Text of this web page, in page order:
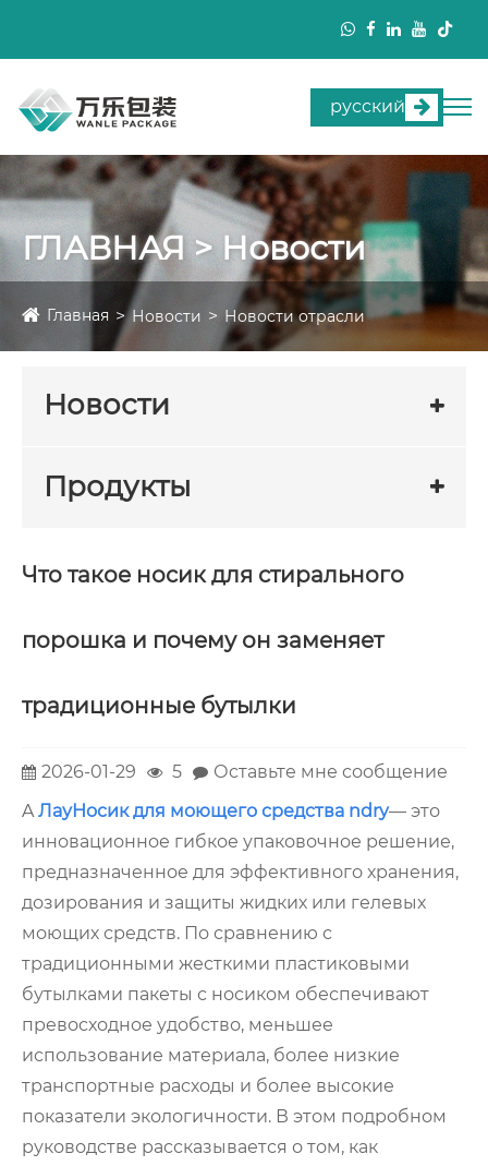
русский
ГЛАВНАЯ > Новости
Главная Новости Новости отрасли
Новости
Продукты
Что такое носик для стирального
порошка и почему он заменяет
традиционные бутылки
2026-01-29 5
Оставьте мне сообщение
AЛауНосик для моющего средства ndry— это
инновационное гибкое упаковочное решение,
предназначенное для эффективного хранения,
дозирования и защиты жидких или гелевых
моющих средств. По сравнению с
традиционными жесткими пластиковыми
бутылками пакеты с носиком обеспечивают
превосходное удобство, меньшее
использование материала, более низкие
транспортные расходы и более высокие
показатели экологичности. В этом подробном
руководстве рассказывается о том, как